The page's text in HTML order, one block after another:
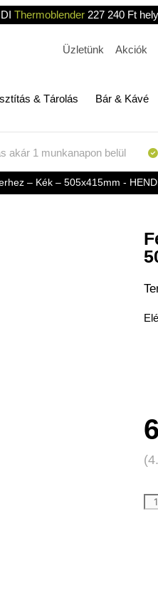
Thermoblender227 240 Ft
Üzletünk Akciók
& Tárolás Bár & Kávé
akár 1 munkanapon belül
– Kék – 505x415mm -
(